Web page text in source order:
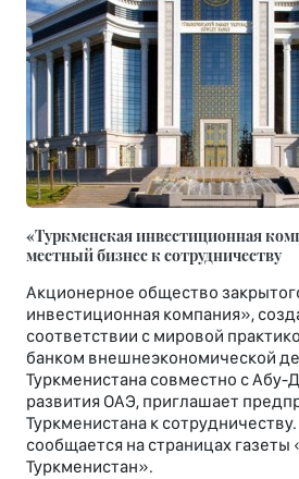
«Туркменская инвестиционная
местный бизнес к сотрудничеству
Акционерное общество
инвестиционная компания»,
соответствии с мировой
банком внешнеэкономической
Туркменистана совместно с
развития ОАЭ, приглашает
Туркменистана к
сообщается на страницах
Туркменистан».